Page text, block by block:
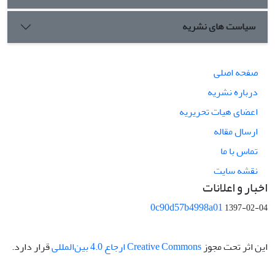
سیاست های نشریه
صفحه اصلی
درباره نشریه
اعضای هیات تحریریه
ارسال مقاله
تماس با ما
نقشه سایت
اخبار و اعلانات
0c90d57b4998a011397-02-04
این اثر تحت مجوز Creative Commons ارجاع 4.0 بین‌المللی قرار دارد.